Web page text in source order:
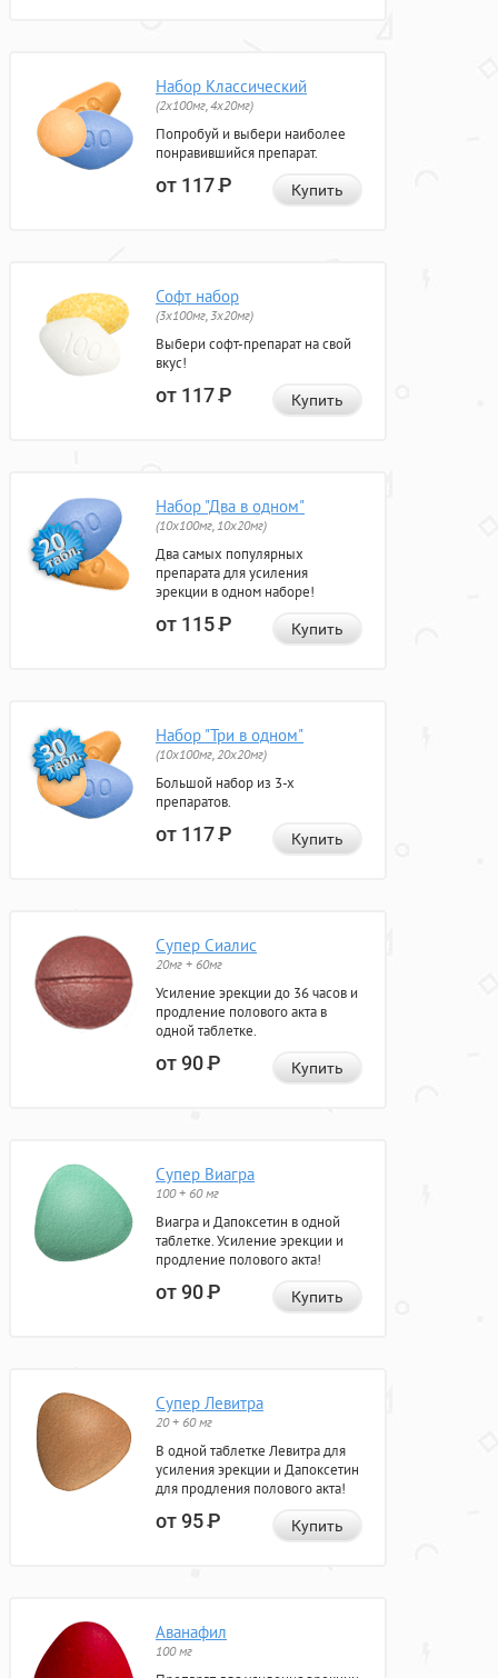
Набор Классический
(2x100мг, 4x20мг)
Попробуй и выбери наиболее
понравившийся препарат.
от 117Р Купить
Софт набор
(3x100мг, 3x20мг)
Выбери софт-препарат на свой
вкус!
от 117Р Купить
Набор "Два в одном"
(10x100мг, 10x20мг)
Два самых популярных
препарата для усиления
эрекции в одном наборе!
от 115Р Купить
Набор "Три в одном"
(10x100мг, 20x20мг)
Большой набор из 3-х
препаратов.
от 117Р Купить
Супер Сиалис
20мг + 60мг
Усиление эрекции до 36 часов и
продление полового акта в
одной таблетке.
от 90Р Купить
Супер Виагра
100 + 60 мг
Виагра и Дапоксетин в одной
таблетке. Усиление эрекции и
продление полового акта!
от 90Р Купить
Супер Левитра
20 + 60 мг
В одной таблетке Левитра для
усиления эрекции и Дапоксетин
для продления полового акта!
от 95Р Купить
Аванафил
100 мг